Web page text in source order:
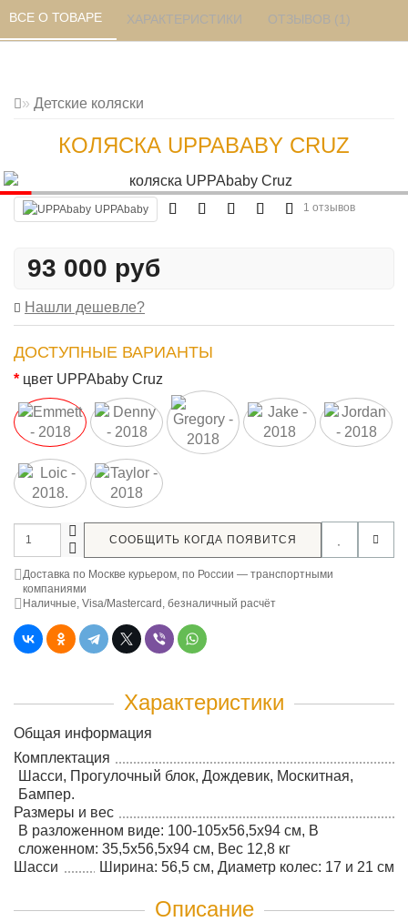
Детские коляски
КОЛЯСКА UPPABABY CRUZ
ВСЕ О ТОВАРЕ ХАРАКТЕРИСТИКИ ОТЗЫВОВ (1)
UPPAbaby 1 отзывов
93 000 руб
Нашли дешевле?
ДОСТУПНЫЕ ВАРИАНТЫ
цвет UPPAbaby Cruz
СООБЩИТЬ КОГДА ПОЯВИТСЯ
Доставка по Москве курьером, по России — транспортными
компаниями
Наличные, Visa/Mastercard, безналичный расчёт
Характеристики
Общая информация
Комплектация
Шасси, Прогулочный блок, Дождевик, Москитная,
Бампер.
Размеры и вес
В разложенном виде: 100-105x56,5x94 см, В
сложенном: 35,5x56,5x94 см, Вес 12,8 кг
Шасси
Ширина: 56,5 см, Диаметр колес: 17 и 21 см
Описание